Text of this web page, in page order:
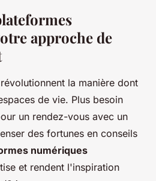
approche de
la manière dont
de vie. Plus besoin
un rendez-vous avec un
des fortunes en conseils
numériques
et rendent l'inspiration